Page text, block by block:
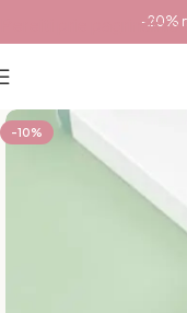
Pereiti prie pagrindinio
-20%
-10%